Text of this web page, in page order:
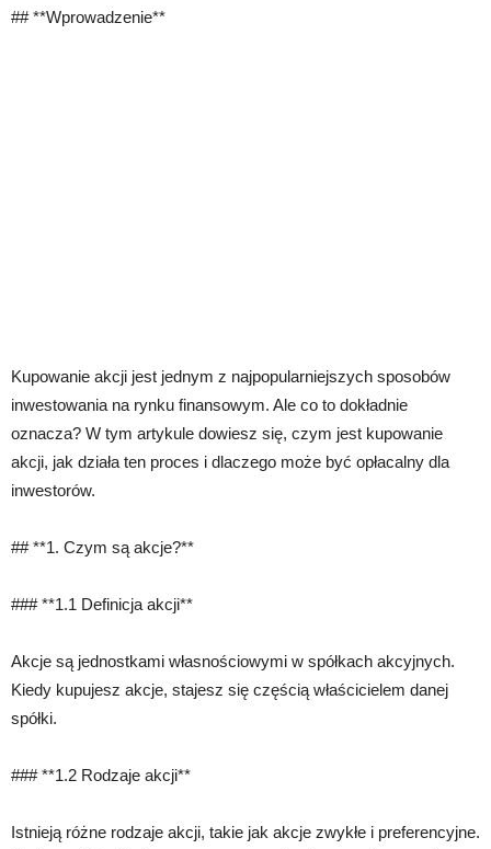
## **Wprowadzenie**
Kupowanie akcji jest jednym z najpopularniejszych sposobów
inwestowania na rynku finansowym. Ale co to dokładnie
oznacza? W tym artykule dowiesz się, czym jest kupowanie
akcji, jak działa ten proces i dlaczego może być opłacalny dla
inwestorów.
## **1. Czym są akcje?**
### **1.1 Definicja akcji**
Akcje są jednostkami własnościowymi w spółkach akcyjnych.
Kiedy kupujesz akcje, stajesz się częścią właścicielem danej
spółki.
### **1.2 Rodzaje akcji**
Istnieją różne rodzaje akcji, takie jak akcje zwykłe i preferencyjne.